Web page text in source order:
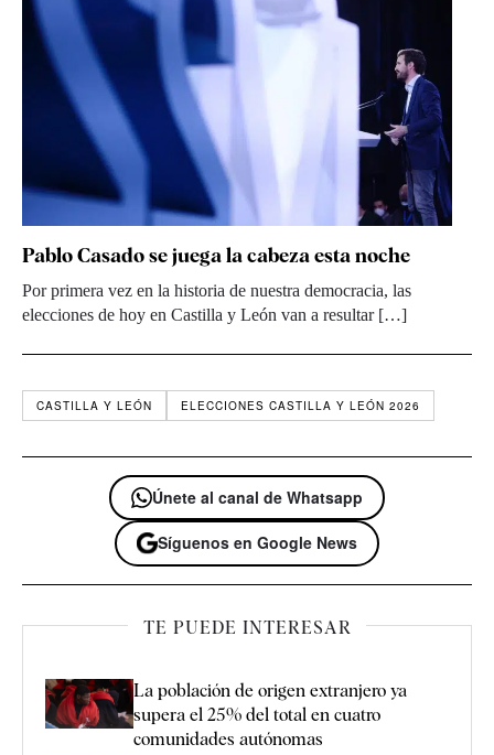
Pablo Casado se juega la cabeza esta noche
Por primera vez en la historia de nuestra democracia, las
elecciones de hoy en Castilla y León van a resultar […]
CASTILLA Y LEÓN ELECCIONES CASTILLA Y LEÓN 2026
Únete al canal de Whatsapp
Síguenos en Google News
TE PUEDE INTERESAR
La población de origen extranjero ya
supera el 25% del total en cuatro
comunidades autónomas